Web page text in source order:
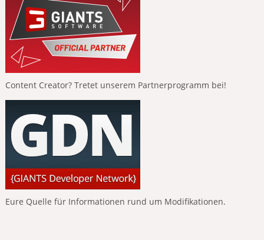
Content Creator? Tretet unserem Partnerprogramm bei!
Eure Quelle für Informationen rund um Modifikationen.